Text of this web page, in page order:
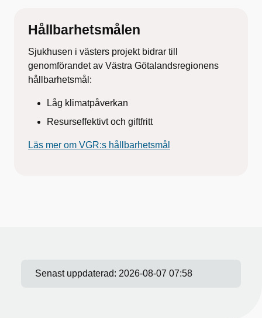
Hållbarhetsmålen
Sjukhusen i västers projekt bidrar till
genomförandet av Västra Götalandsregionens
hållbarhetsmål:
Låg klimatpåverkan
Resurseffektivt och giftfritt
Läs mer om VGR:s hållbarhetsmål
Senast uppdaterad: 2026-08-07 07:58